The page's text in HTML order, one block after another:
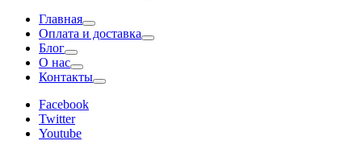
Главная
Оплата и доставка
Блог
О нас
Контакты
Facebook
Twitter
Youtube